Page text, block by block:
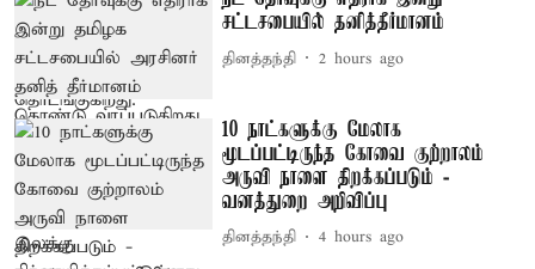
சட்டசபையில் தனித்தீர்மானம்
தினத்தந்தி 2 hours ago
10 நாட்களுக்கு மேலாக
மூடப்பட்டிருந்த கோவை குற்றாலம்
அருவி நாளை திறக்கப்படும் -
வனத்துறை அறிவிப்பு
தினத்தந்தி 4 hours ago